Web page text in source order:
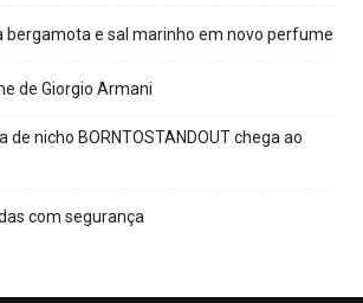
bergamota e sal marinho em novo perfume
de Giorgio Armani
nicho BORNTOSTANDOUT chega ao
com segurança